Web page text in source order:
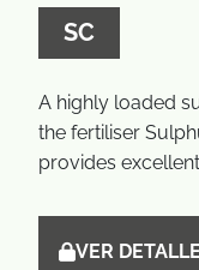
SC
A highly loaded
the fertiliser
provides
VER